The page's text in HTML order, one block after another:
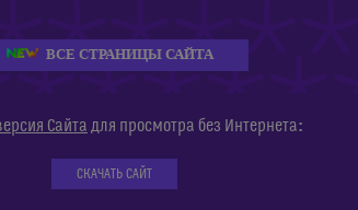
ВСЕ СТРАНИЦЫ САЙТА
Сайта для просмотра без Интернета:
СКАЧАТЬ САЙТ